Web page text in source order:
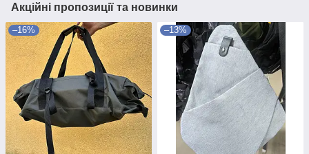
Акційні пропозиції та новинки
–16% –13%